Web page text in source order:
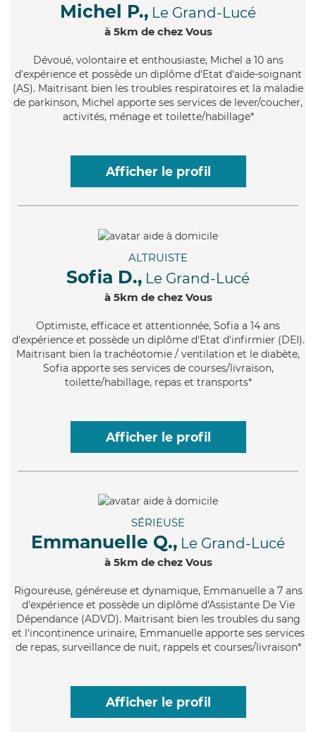
Michel P., Le Grand-Lucé
à 5km de chez Vous
Dévoué, volontaire et enthousiaste, Michel a 10 ans
d'expérience et possède un diplôme d'Etat d'aide-soignant
(AS). Maitrisant bien les troubles respiratoires et la maladie
de parkinson, Michel apporte ses services de lever/coucher,
activités, ménage et toilette/habillage*
Afficher le profil
ALTRUISTE
Sofia D., Le Grand-Lucé
à 5km de chez Vous
Optimiste, efficace et attentionnée, Sofia a 14 ans
d'expérience et possède un diplôme d'Etat d'infirmier (DEI).
Maitrisant bien la trachéotomie / ventilation et le diabète,
Sofia apporte ses services de courses/livraison,
toilette/habillage, repas et transports*
Afficher le profil
SÉRIEUSE
Emmanuelle Q., Le Grand-Lucé
à 5km de chez Vous
Rigoureuse, généreuse et dynamique, Emmanuelle a 7 ans
d'expérience et possède un diplôme d'Assistante De Vie
Dépendance (ADVD). Maitrisant bien les troubles du sang
et l'incontinence urinaire, Emmanuelle apporte ses services
de repas, surveillance de nuit, rappels et courses/livraison*
Afficher le profil